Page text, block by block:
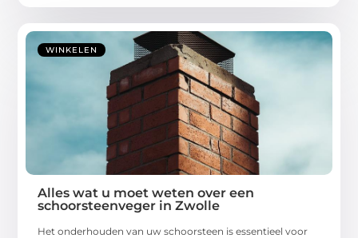
WINKELEN
Alles wat u moet weten over een
schoorsteenveger in Zwolle
Het onderhouden van uw schoorsteen is essentieel voor